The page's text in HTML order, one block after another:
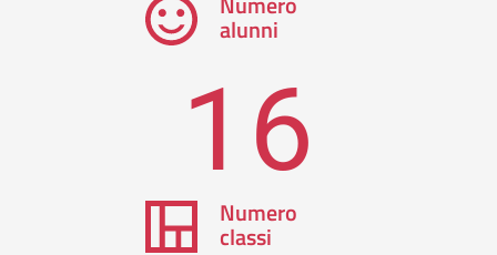
alunni
16
Numero
classi